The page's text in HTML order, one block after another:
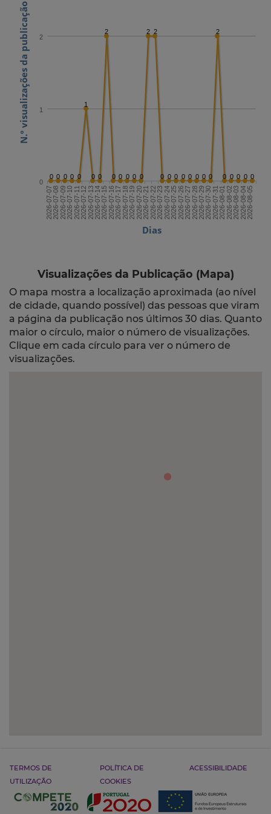
Dias
N.º visualizações da publicação
0 0 0 0 0
1
0 0
2
0 0 0 0 0
2 2
0 0 0 0 0 0 0 0
2
0 0 0 0 0
2026-07-072026-07-082026-07-092026-07-102026-07-112026-07-122026-07-132026-07-142026-07-152026-07-162026-07-172026-07-182026-07-192026-07-202026-07-212026-07-222026-07-232026-07-242026-07-252026-07-262026-07-272026-07-282026-07-292026-07-302026-07-312026-08-012026-08-022026-08-032026-08-042026-08-05
0
1
2
Visualizações da Publicação (Mapa)
O mapa mostra a localização aproximada (ao nível
de cidade, quando possível) das pessoas que viram
a página da publicação nos últimos 30 dias. Quanto
maior o círculo, maior o número de visualizações.
Clique em cada círculo para ver o número de
visualizações.
TERMOS DE
UTILIZAÇÃO
POLÍTICA DE
COOKIES
ACESSIBILIDADE